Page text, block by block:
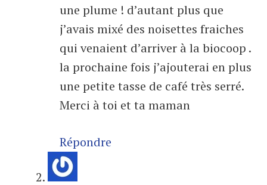
une plume ! d’autant plus que
j’avais mixé des noisettes fraiches
qui venaient d’arriver à la biocoop .
la prochaine fois j’ajouterai en plus
une petite tasse de café très serré.
Merci à toi et ta maman
Répondre